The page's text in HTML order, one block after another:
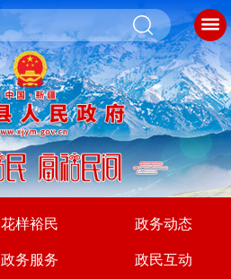
花样裕民 政务动态
政务服务 政民互动